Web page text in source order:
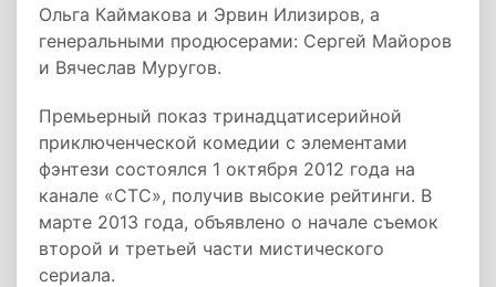
Ольга Каймакова и Эрвин Илизиров, а
генеральными продюсерами: Сергей Майоров
и Вячеслав Муругов.
Премьерный показ тринадцатисерийной
приключенческой комедии с элементами
фэнтези состоялся 1 октября 2012 года на
канале «СТС», получив высокие рейтинги. В
марте 2013 года, объявлено о начале съемок
второй и третьей части мистического
сериала.